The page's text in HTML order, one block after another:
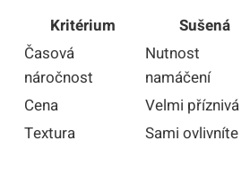
Kritérium Sušená
Časová
náročnost
Nutnost
namáčení
Cena
Velmi příznivá
Textura
Sami ovlivníte